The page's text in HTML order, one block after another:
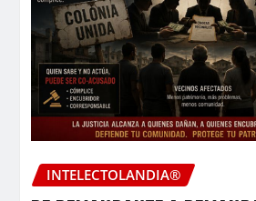
INTELECTOLANDIA®